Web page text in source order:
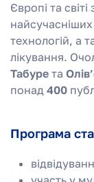
Європі та
технологій, а
лікування.
Табуре та
понад 400
Програма